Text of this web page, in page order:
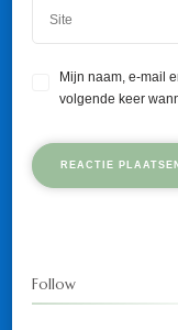
Mijn naam, e-mail
volgende keer
Follow